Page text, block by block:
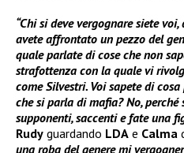
“Chi si deve vergognare siete
avete affrontato un pezzo del
quale parlate di cose che non
strafottenza con la quale vi
come Silvestri. Voi sapete di
che si parla di mafia? No,
supponenti, saccenti e fate una
Rudy guardando LDA e Calma
una roba del genere mi